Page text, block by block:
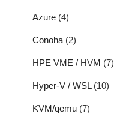
Azure (4)
Conoha (2)
HPE VME / HVM (7)
Hyper-V / WSL(10)
KVM/qemu (7)